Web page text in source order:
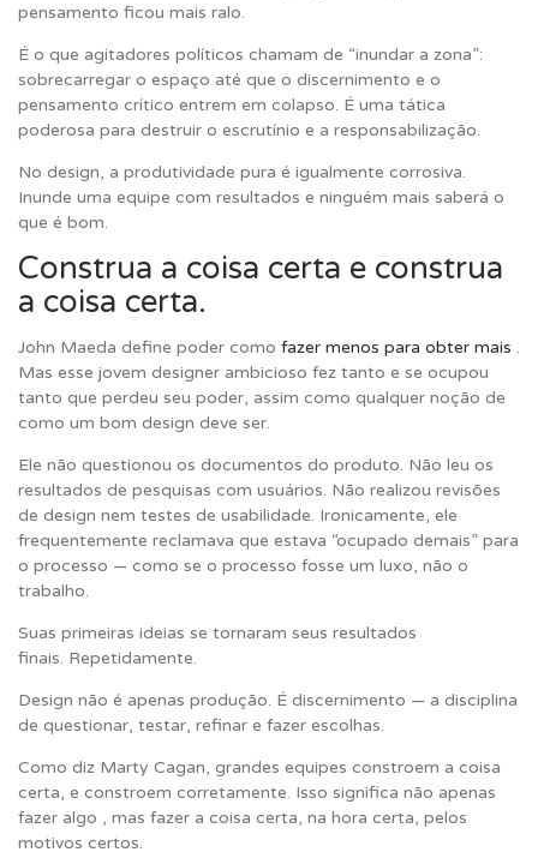
pensamento ficou mais ralo.
É o que agitadores políticos chamam de “inundar a zona”:
sobrecarregar o espaço até que o discernimento e o
pensamento crítico entrem em colapso. É uma tática
poderosa para destruir o escrutínio e a responsabilização.
No design, a produtividade pura é igualmente corrosiva.
Inunde uma equipe com resultados e ninguém mais saberá o
que é bom.
Construa a coisa certa e construa
a coisa certa.
John Maeda define poder como fazer menos para obter mais .
Mas esse jovem designer ambicioso fez tanto e se ocupou
tanto que perdeu seu poder, assim como qualquer noção de
como um bom design deve ser.
Ele não questionou os documentos do produto. Não leu os
resultados de pesquisas com usuários. Não realizou revisões
de design nem testes de usabilidade. Ironicamente, ele
frequentemente reclamava que estava “ocupado demais” para
o processo — como se o processo fosse um luxo, não o
trabalho.
Suas primeiras ideias se tornaram seus resultados
finais. Repetidamente.
Design não é apenas produção. É discernimento — a disciplina
de questionar, testar, refinar e fazer escolhas.
Como diz Marty Cagan, grandes equipes constroem a coisa
certa, e constroem corretamente. Isso significa não apenas
fazer algo , mas fazer a coisa certa, na hora certa, pelos
motivos certos.